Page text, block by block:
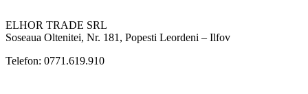
ELHOR TRADE SRL
Soseaua Oltenitei, Nr. 181, Popesti Leordeni – Ilfov
Telefon: 0771.619.910